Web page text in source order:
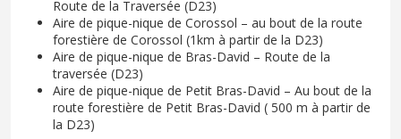
Route de la Traversée (D23)
Aire de pique-nique de Corossol – au bout de la route
forestière de Corossol (1km à partir de la D23)
Aire de pique-nique de Bras-David – Route de la
traversée (D23)
Aire de pique-nique de Petit Bras-David – Au bout de la
route forestière de Petit Bras-David ( 500 m à partir de
la D23)